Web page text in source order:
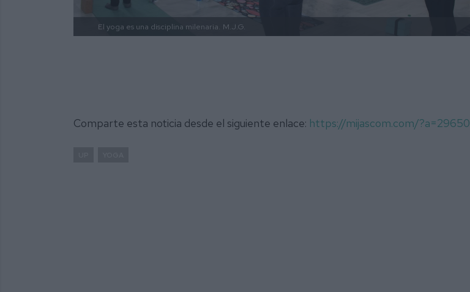
El yoga es una disciplina milenaria. M.J.G.
Comparte esta noticia desde el siguiente enlace: https://mijascom.com/?a=29650